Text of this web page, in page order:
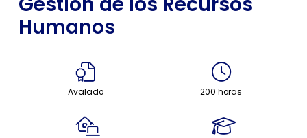
Humanos
Avalado 200 horas